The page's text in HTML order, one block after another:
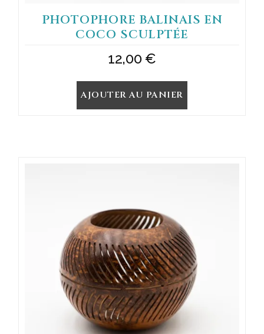
PHOTOPHORE BALINAIS EN
COCO SCULPTÉE
12,00€
AJOUTER AU PANIER